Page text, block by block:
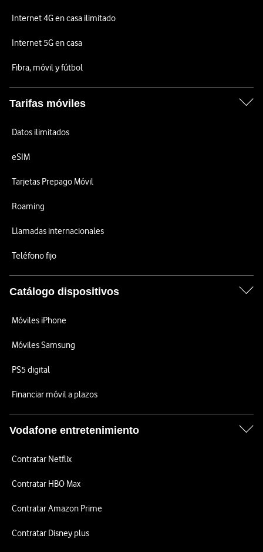
Internet 4G en casa ilimitado
Internet 5G en casa
Fibra, móvil y fútbol
Tarifas móviles
Datos ilimitados
eSIM
Tarjetas Prepago Móvil
Roaming
Llamadas internacionales
Teléfono fijo
Catálogo dispositivos
Móviles iPhone
Móviles Samsung
PS5 digital
Financiar móvil a plazos
Vodafone entretenimiento
Contratar Netflix
Contratar HBO Max
Contratar Amazon Prime
Contratar Disney plus